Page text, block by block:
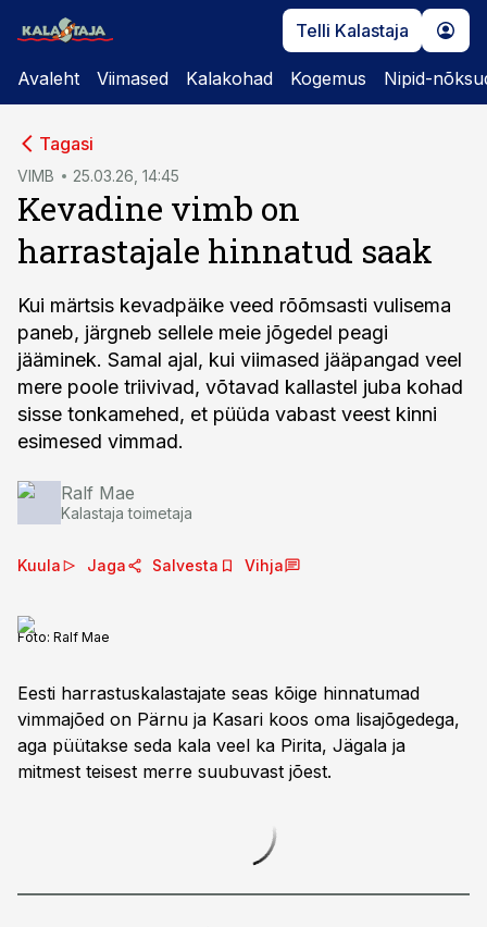
Telli Kalastaja
Avaleht Viimased Kalakohad Kogemus Nipid-
Tagasi
VIMB 25.03.26, 14:45
Kevadine vimb on
harrastajale hinnatud saak
Kui märtsis kevadpäike veed rõõmsasti vulisema
paneb, järgneb sellele meie jõgedel peagi
jääminek. Samal ajal, kui viimased jääpangad veel
mere poole triivivad, võtavad kallastel juba kohad
sisse tonkamehed, et püüda vabast veest kinni
esimesed vimmad.
Ralf Mae
Kalastaja toimetaja
Kuula Jaga Salvesta Vihja
Foto: Ralf Mae
Eesti harrastuskalastajate seas kõige hinnatumad
vimmajõed on Pärnu ja Kasari koos oma lisajõgedega,
aga püütakse seda kala veel ka Pirita, Jägala ja
mitmest teisest merre suubuvast jõest.